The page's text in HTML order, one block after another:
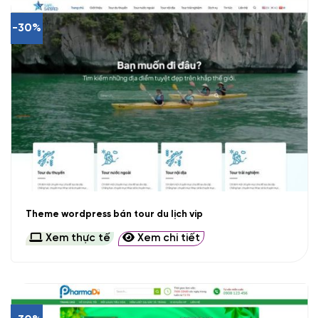
-30%
Theme wordpress bán tour du lịch vip
Xem thực tế Xem chi tiết